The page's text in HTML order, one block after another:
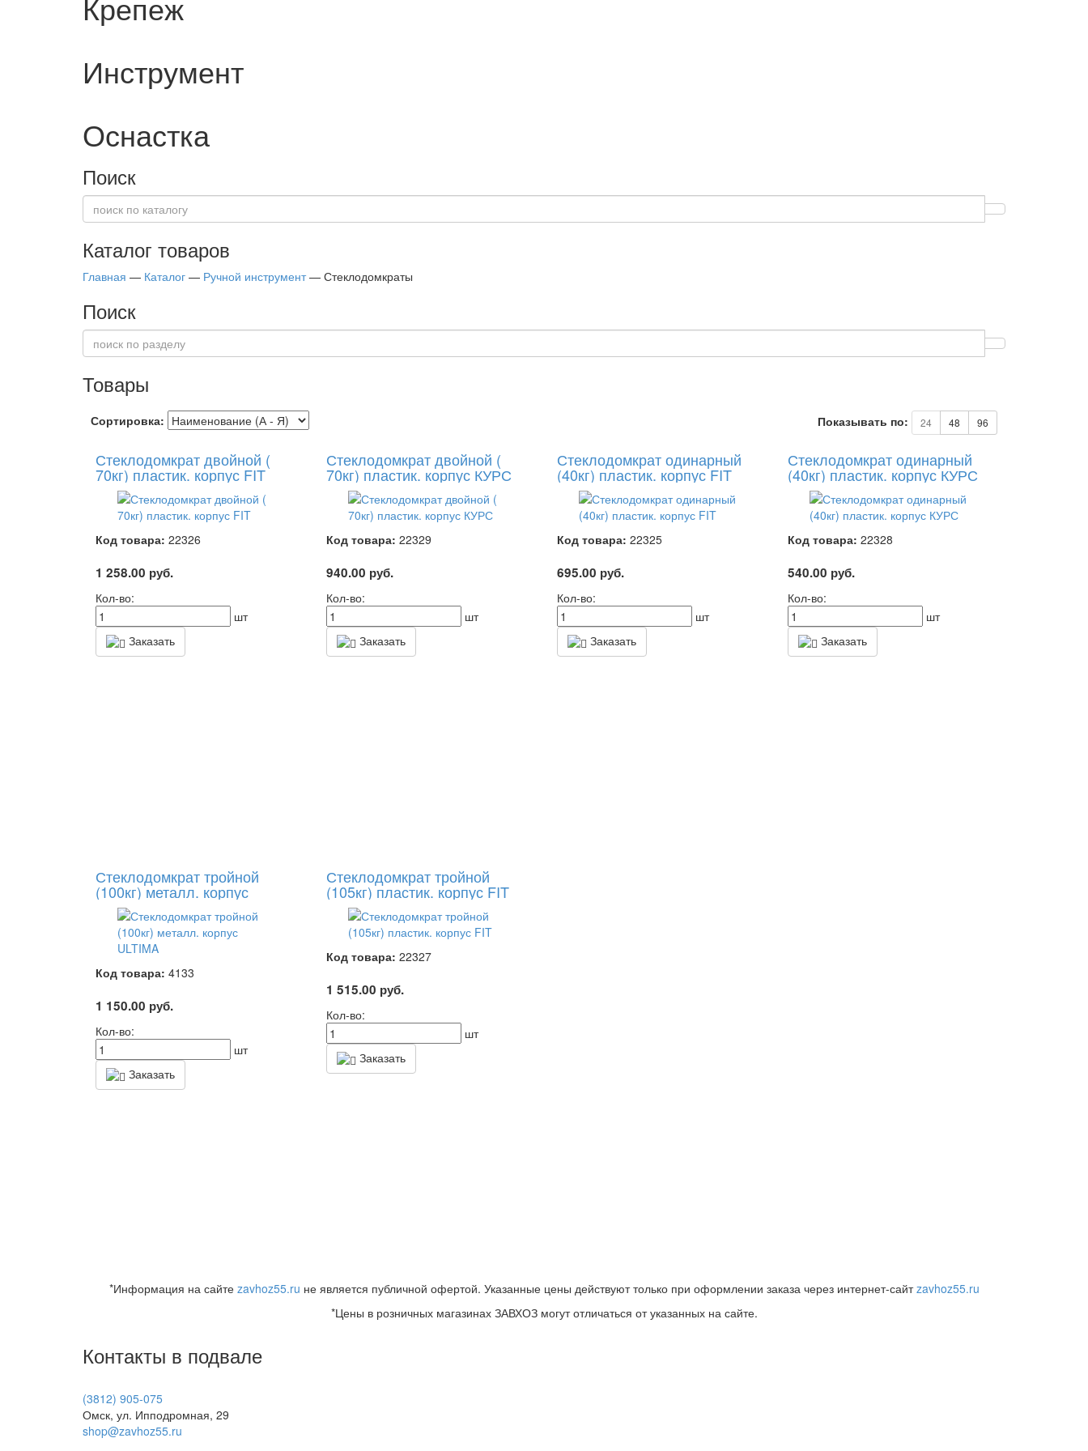
Инструмент
Оснастка
Поиск
Каталог товаров
Главная — Каталог — Ручной инструмент — Стеклодомкраты
Поиск
Товары
Сортировка: Показывать по: 24 48 96
Стеклодомкрат двойной (
70кг) пластик. корпус FIT
Код товара: 22326
1 258.00 руб.
Кол-во:
шт
Заказать
Стеклодомкрат двойной (
70кг) пластик. корпус КУРС
Код товара: 22329
940.00 руб.
Кол-во:
шт
Заказать
Стеклодомкрат одинарный
(40кг) пластик. корпус FIT
Код товара: 22325
695.00 руб.
Кол-во:
шт
Заказать
Стеклодомкрат одинарный
(40кг) пластик. корпус КУРС
Код товара: 22328
540.00 руб.
Кол-во:
шт
Заказать
Стеклодомкрат тройной
(100кг) металл. корпус
ULTIMA
Код товара: 4133
1 150.00 руб.
Кол-во:
шт
Заказать
Стеклодомкрат тройной
(105кг) пластик. корпус FIT
Код товара: 22327
1 515.00 руб.
Кол-во:
шт
Заказать
*Информация на сайте zavhoz55.ru не является публичной офертой. Указанные цены действуют только при оформлении заказа через интернет-сайтzavhoz55.ru
*Цены в розничных магазинах ЗАВХОЗ могут отличаться от указанных на сайте.
Контакты в подвале
(3812) 905-075
Омск, ул. Ипподромная, 29
shop@zavhoz55.ru